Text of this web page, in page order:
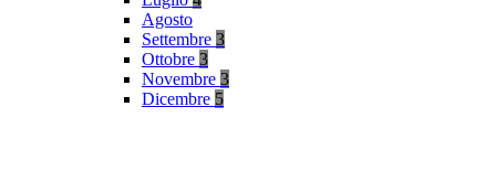
Agosto
Settembre 3
Ottobre 3
Novembre 3
Dicembre 5